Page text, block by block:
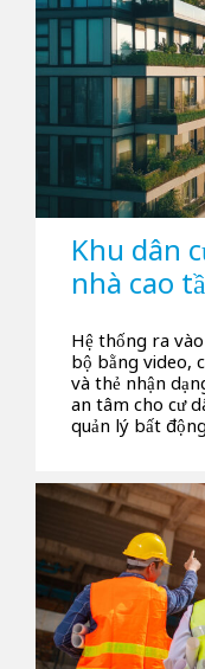
Khu dân
nhà cao
Hệ thống ra
bộ bằng video,
và thẻ nhận
an tâm cho cư
quản lý bất